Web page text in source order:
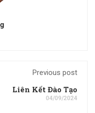
Previous post
Liên Kết Đào Tạo
04/09/2024